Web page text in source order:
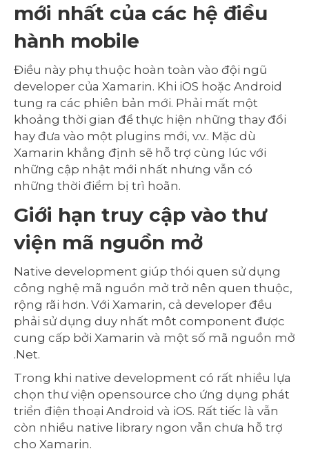
mới nhất của các hệ điều
hành mobile
Điều này phụ thuộc hoàn toàn vào đội ngũ
developer của Xamarin. Khi iOS hoặc Android
tung ra các phiên bản mới. Phải mất một
khoảng thời gian để thực hiện những thay đổi
hay đưa vào một plugins mới, v.v.. Mặc dù
Xamarin khẳng định sẽ hỗ trợ cùng lúc với
những cập nhật mới nhất nhưng vẫn có
những thời điểm bị trì hoãn.
Giới hạn truy cập vào thư
viện mã nguồn mở
Native development giúp thói quen sử dụng
công nghệ mã nguồn mở trở nên quen thuộc,
rộng rãi hơn. Với Xamarin, cả developer đều
phải sử dụng duy nhất môt component được
cung cấp bởi Xamarin và một số mã nguồn mở
.Net.
Trong khi native development có rất nhiều lựa
chọn thư viện opensource cho ứng dụng phát
triển điện thoại Android và iOS. Rất tiếc là vẫn
còn nhiều native library ngon vẫn chưa hỗ trợ
cho Xamarin.